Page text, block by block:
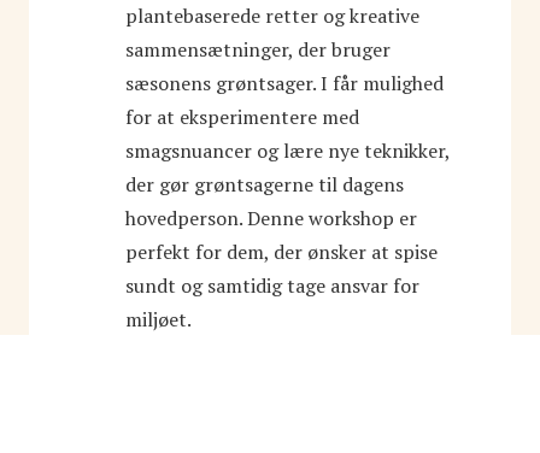
plantebaserede retter og kreative
sammensætninger, der bruger
sæsonens grøntsager. I får mulighed
for at eksperimentere med
smagsnuancer og lære nye teknikker,
der gør grøntsagerne til dagens
hovedperson. Denne workshop er
perfekt for dem, der ønsker at spise
sundt og samtidig tage ansvar for
miljøet.